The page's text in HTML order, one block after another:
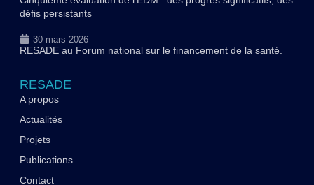
défis persistants
30 mars 2026
RESADE au Forum national sur le financement de la santé.
RESADE
A propos
Actualités
Projets
Publications
Contact